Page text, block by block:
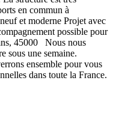
en commun à
et moderne Projet avec
possible pour
45000 Nous nous
sous une semaine.
ensemble pour vous
dans toute la France.